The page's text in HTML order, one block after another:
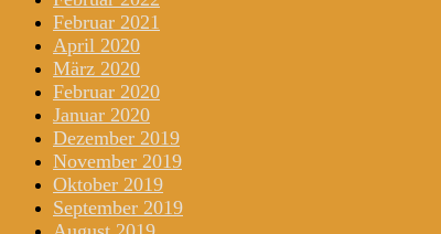
Februar 2021
April 2020
März 2020
Februar 2020
Januar 2020
Dezember 2019
November 2019
Oktober 2019
September 2019